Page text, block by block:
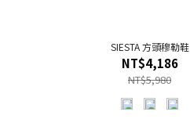
SIESTA 方頭穆勒鞋
NT$4,186
NT$5,980